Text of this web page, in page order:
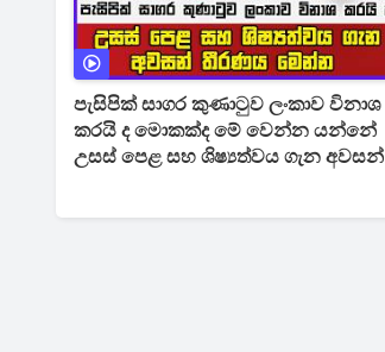
පැසිපික් සාගර කුණාටුව ලංකාව විනාශ
කරයි ද මොකක්ද මේ වෙන්න යන්නේ
උසස් පෙළ සහ ශිෂ්‍යත්වය ගැන අවසන්